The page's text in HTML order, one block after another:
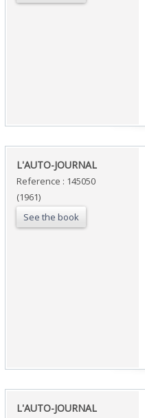
‎L'AUTO-JOURNAL ‎
Reference : 145050
(1961)
See the book
‎L'AUTO-JOURNAL ‎